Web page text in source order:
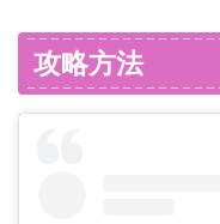
攻略方法